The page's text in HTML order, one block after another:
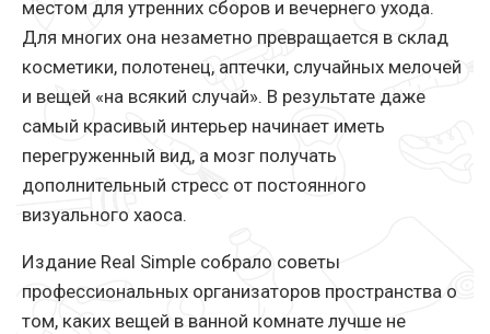
местом для утренних сборов и вечернего ухода.
Для многих она незаметно превращается в склад
косметики, полотенец, аптечки, случайных мелочей
и вещей «на всякий случай». В результате даже
самый красивый интерьер начинает иметь
перегруженный вид, а мозг получать
дополнительный стресс от постоянного
визуального хаоса.
Издание Real Simple собрало советы
профессиональных организаторов пространства о
том, каких вещей в ванной комнате лучше не